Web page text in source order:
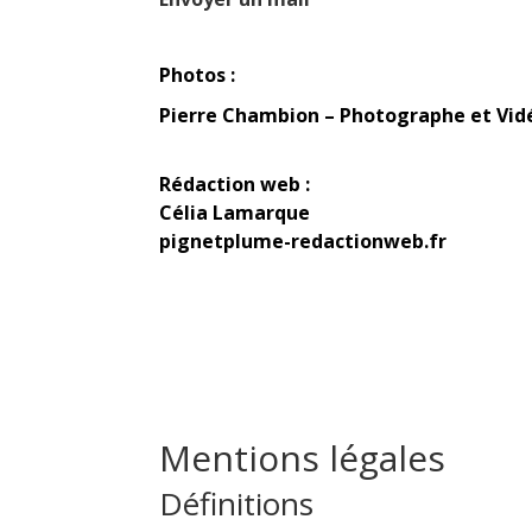
Photos :
Pierre Chambion – Photographe et
Rédaction web :
Célia Lamarque
pignetplume-redactionweb.fr
Mentions légales
Définitions